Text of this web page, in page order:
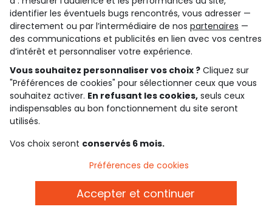
besoin d'aide ?
le club fidélité
notre catalogue
Conditions générales de ventes et d'utilisation
Conditions d’utilisation des réseaux sociaux
Politique de confidentialité
Cookies et données personnelles
Paramètres des cookies
identifier les éventuels bugs rencontrés, vous adresser —
directement ou par l’intermédiaire de nos partenaires —
des communications et publicités en lien avec vos centres
d’intérêt et personnaliser votre expérience.
Vous souhaitez personnaliser vos choix ? Cliquez sur
"Préférences de cookies" pour sélectionner ceux que vous
souhaitez activer. En refusant les cookies, seuls ceux
indispensables au bon fonctionnement du site seront
utilisés.
Vos choix seront conservés 6 mois.
Préférences de cookies
Accepter et continuer